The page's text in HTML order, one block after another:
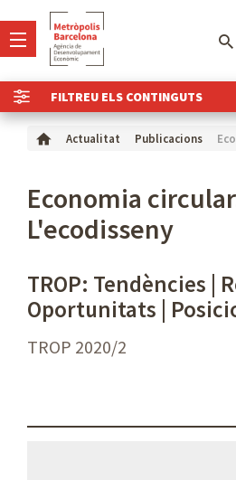
FILTREU ELS CONTINGUTS
Actualitat Publicacions
Economia
L'ecodisseny
TROP: Tendències |
Oportunitats |
TROP 2020/2